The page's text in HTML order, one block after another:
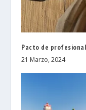
Pacto de
21 Marzo, 2024